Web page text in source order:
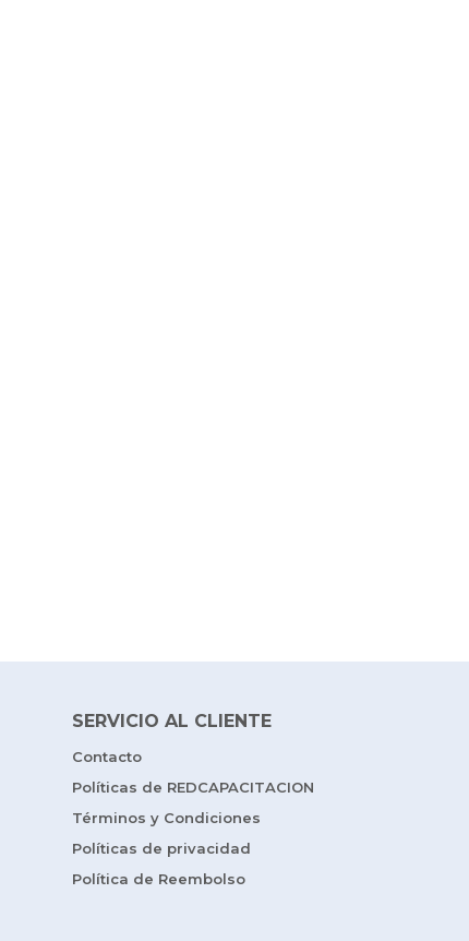
SERVICIO AL CLIENTE
Contacto
Políticas de REDCAPACITACION
Términos y Condiciones
Políticas de privacidad
Política de Reembolso